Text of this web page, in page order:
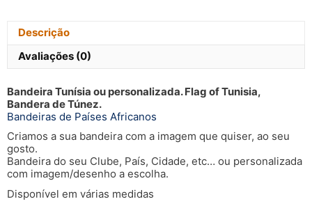
Descrição
Avaliações (0)
Bandeira Tunísia ou personalizada. Flag of Tunisia,
Bandera de Túnez.
Bandeiras de Países Africanos
Criamos a sua bandeira com a imagem que quiser, ao seu
gosto.
Bandeira do seu Clube, País, Cidade, etc… ou personalizada
com imagem/desenho a escolha.
Disponível em várias medidas